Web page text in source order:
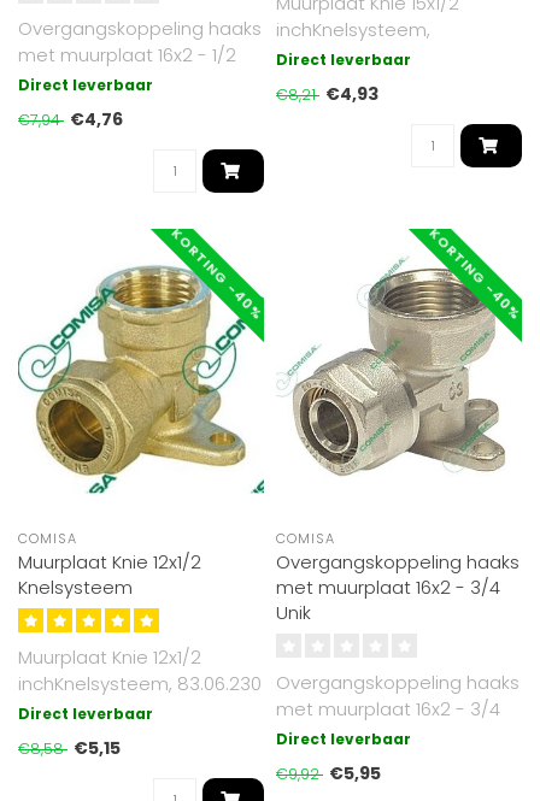
Overgangskoppeling haaks
met muurplaat 16x2 - 1/2
inchUnik
Direct leverbaar
€7,94 €4,76
inchKnelsysteem,
Direct leverbaar
€8,21 €4,93
KORTING -40%
COMISA
Muurplaat Knie 12x1/2
Knelsysteem
Muurplaat Knie 12x1/2
inchKnelsysteem, 83.06.230
Direct leverbaar
€8,58 €5,15
KORTING -40%
COMISA
Overgangskoppeling haaks
met muurplaat 16x2 - 3/4
Unik
Overgangskoppeling haaks
met muurplaat 16x2 - 3/4
Unik
Direct leverbaar
€9,92 €5,95